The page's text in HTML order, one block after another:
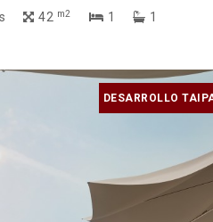
42 m2 1 1
DESARROLLO